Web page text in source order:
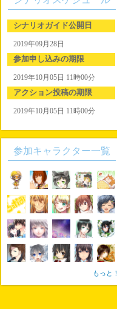
シナリオガイド公開日
2019年09月28日
参加申し込みの期限
2019年10月05日 11時00分
アクション投稿の期限
2019年10月05日 11時00分
参加キャラクター一覧
もっと！